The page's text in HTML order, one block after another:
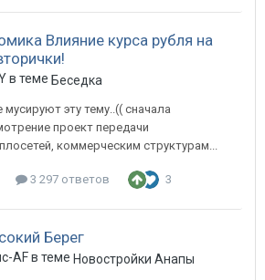
Влияние курса рубля на
в теме Беседка
эту тему..(( сначала
проект передачи
коммерческим структурам...
3 297 ответов 3
Берег
AF в теме Новостройки Анапы